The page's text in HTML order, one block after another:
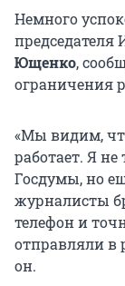
Немного
председателя
Ющенко,
ограничения
«Мы видим,
работает. Я не
Госдумы, но
журналисты
телефон и
отправляли в
он.